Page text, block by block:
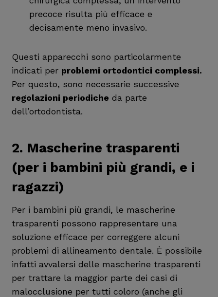
precoce risulta più efficace e
decisamente meno invasivo.
Questi apparecchi sono particolarmente
indicati per problemi ortodontici complessi.
Per questo, sono necessarie successive
regolazioni periodiche da parte
dell’ortodontista.
2. Mascherine trasparenti
(per i bambini più grandi, e i
ragazzi)
Per i bambini più grandi, le mascherine
trasparenti possono rappresentare una
soluzione efficace per correggere alcuni
problemi di allineamento dentale. È possibile
infatti avvalersi delle mascherine trasparenti
per trattare la maggior parte dei casi di
malocclusione per tutti coloro (anche gli